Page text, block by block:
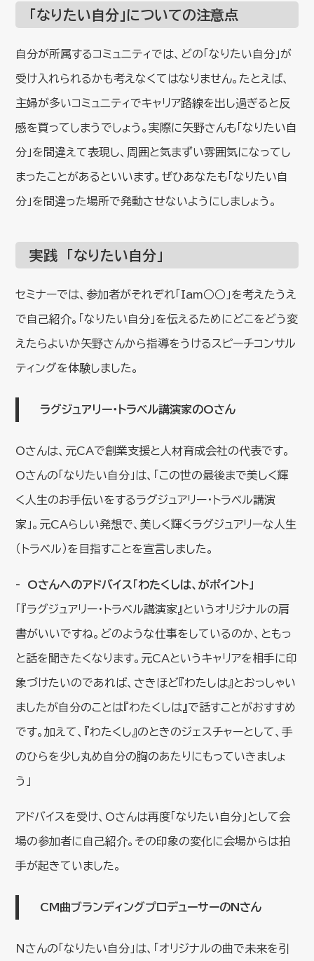
「なりたい自分」についての注意点
自分が所属するコミュニティでは、どの「なりたい自分」が
受け入れられるかも考えなくてはなりません。たとえば、
主婦が多いコミュニティでキャリア路線を出し過ぎると反
感を買ってしまうでしょう。実際に矢野さんも「なりたい自
分」を間違えて表現し、周囲と気まずい雰囲気になってし
まったことがあるといいます。ぜひあなたも「なりたい自
分」を間違った場所で発動させないようにしましょう。
実践 「なりたい自分」
セミナーでは、参加者がそれぞれ「Iam○○」を考えたうえ
で自己紹介。「なりたい自分」を伝えるためにどこをどう変
えたらよいか矢野さんから指導をうけるスピーチコンサル
ティングを体験しました。
ラグジュアリー・トラベル講演家のOさん
Oさんは、元CAで創業支援と人材育成会社の代表です。
Oさんの「なりたい自分」は、「この世の最後まで美しく輝
く人生のお手伝いをするラグジュアリー・トラベル講演
家」。元CAらしい発想で、美しく輝くラグジュアリーな人生
（トラベル）を目指すことを宣言しました。
Oさんへのアドバイス「わたくしは、がポイント」
「『ラグジュアリー・トラベル講演家』というオリジナルの肩
書がいいですね。どのような仕事をしているのか、ともっ
と話を聞きたくなります。元CAというキャリアを相手に印
象づけたいのであれば、さきほど『わたしは』とおっしゃい
ましたが自分のことは『わたくしは』で話すことがおすすめ
です。加えて、『わたくし』のときのジェスチャーとして、手
のひらを少し丸め自分の胸のあたりにもっていきましょ
う」
アドバイスを受け、Oさんは再度「なりたい自分」として会
場の参加者に自己紹介。その印象の変化に会場からは拍
手が起きていました。
CM曲ブランディングプロデューサーのNさん
Nさんの「なりたい自分」は、「オリジナルの曲で未来を引